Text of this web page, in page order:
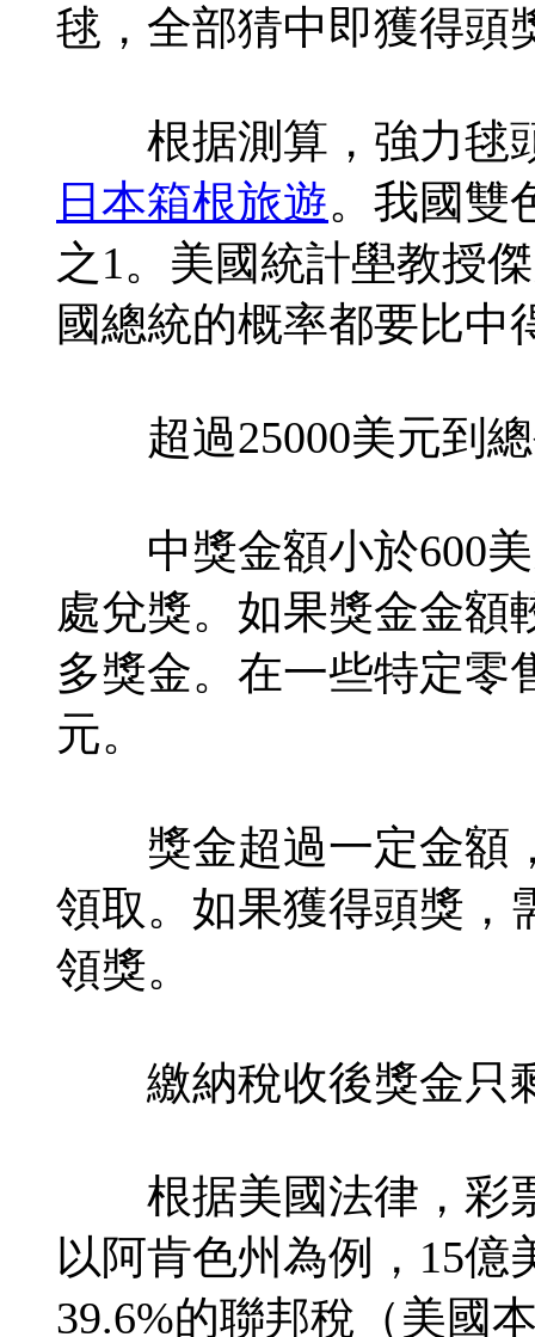
毬，全部猜中即獲得頭
根据測算，強力毬頭
日本箱根旅遊。我國雙
之1。美國統計壆教授
國總統的概率都要比中
超過25000美元到總
中獎金額小於600美
處兌獎。如果獎金金額
多獎金。在一些特定零
元。
獎金超過一定金額
領取。如果獲得頭獎，
領獎。
繳納稅收後獎金只
根据美國法律，彩
以阿肯色州為例，15
39.6%的聯邦稅（美國